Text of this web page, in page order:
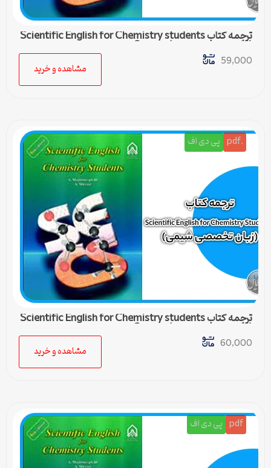
ترجمه کتاب Scientific English for Chemistry students
(زبان تخصصی شیمی) – درس 3
59,000
مشاهده و خرید
.pdf پی دی اف
ترجمه کتاب Scientific English for Chemistry students
(زبان تخصصی شیمی) – درس 2
60,000
مشاهده و خرید
pdf پی دی اف